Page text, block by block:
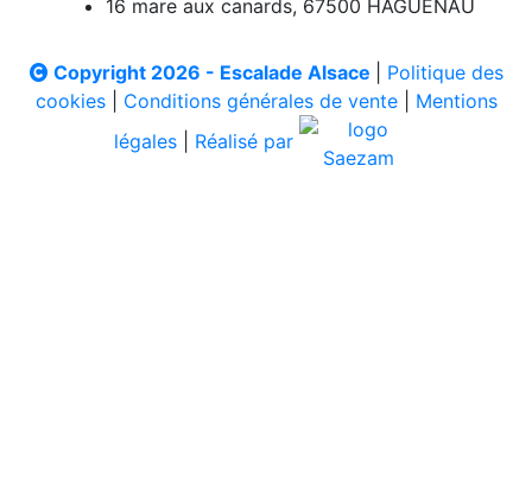
16 mare aux canards, 67500 HAGUENAU
Copyright 2026 - Escalade Alsace
Politique des
cookies| Conditions générales de vente| Mentions
légales
Réalisé par